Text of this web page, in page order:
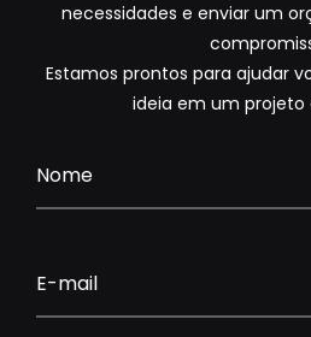
necessidades e enviar um
Estamos prontos para ajudar
ideia em um projeto
Nome
E-mail